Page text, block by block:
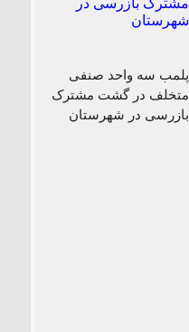
پلمب سه واحد صنفی
متخلف در گشت مشترک
بازرسی در شهرستان